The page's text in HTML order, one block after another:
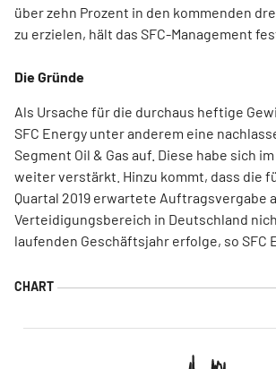
über zehn Prozent in den kommenden
zu erzielen, hält das SFC-Management
Die Gründe
Als Ursache für die durchaus heftige
SFC Energy unter anderem eine
Segment Oil & Gas auf. Diese habe sich
weiter verstärkt. Hinzu kommt, dass die
Quartal 2019 erwartete Auftragsvergabe
Verteidigungsbereich in Deutschland
laufenden Geschäftsjahr erfolge, so SFC